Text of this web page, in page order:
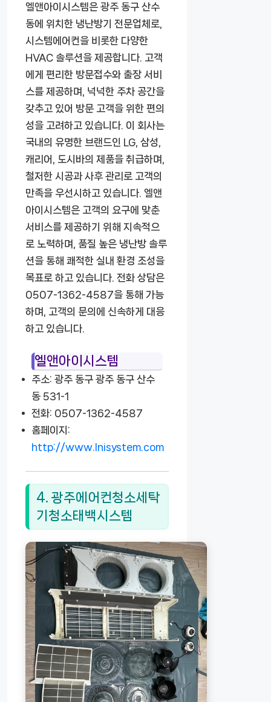
엘앤아이시스템은 광주 동구 산수
동에 위치한 냉난방기 전문업체로,
시스템에어컨을 비롯한 다양한
HVAC 솔루션을 제공합니다. 고객
에게 편리한 방문접수와 출장 서비
스를 제공하며, 넉넉한 주차 공간을
갖추고 있어 방문 고객을 위한 편의
성을 고려하고 있습니다. 이 회사는
국내의 유명한 브랜드인 LG, 삼성,
캐리어, 도시바의 제품을 취급하며,
철저한 시공과 사후 관리로 고객의
만족을 우선시하고 있습니다. 엘앤
아이시스템은 고객의 요구에 맞춘
서비스를 제공하기 위해 지속적으
로 노력하며, 품질 높은 냉난방 솔루
션을 통해 쾌적한 실내 환경 조성을
목표로 하고 있습니다. 전화 상담은
0507-1362-4587을 통해 가능
하며, 고객의 문의에 신속하게 대응
하고 있습니다.
엘앤아이시스템
주소: 광주 동구 광주 동구 산수
동 531-1
전화: 0507-1362-4587
홈페이지:
http://www.lnisystem.com
4. 광주에어컨청소세탁
기청소태백시스템